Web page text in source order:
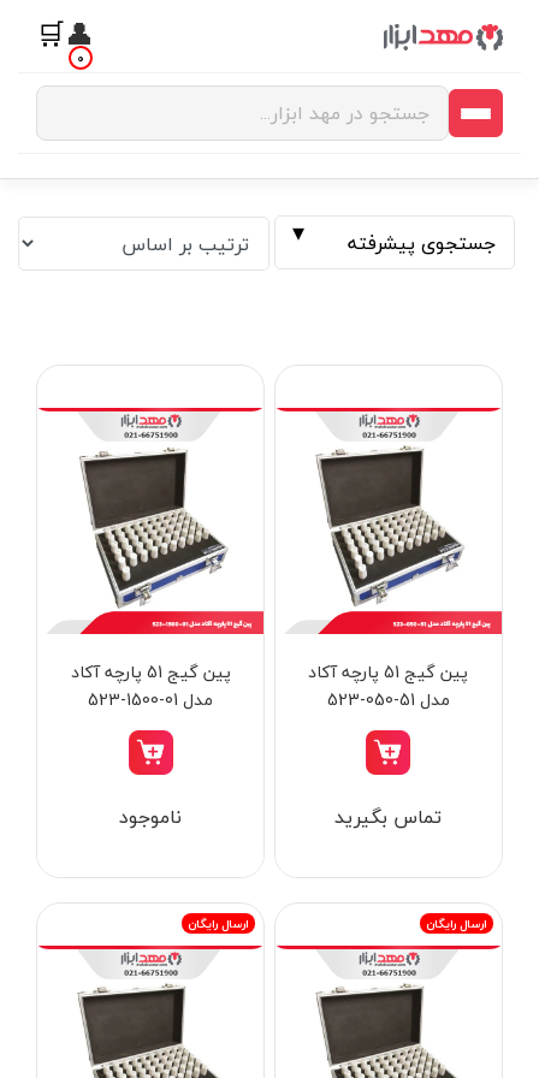
👤
🛒 0
جستجوی پیشرفته
فیلتر بر اساس قیمت
تومان تومان
ابزار جوش و برش
ابزار اندازه گیری دقیق و لیزری
ابزار باغبانی
ابزار نجاری
ابزار بادی
برند ها
پین گیج 51 پارچه آکاد
مدل 51-050-523
تماس بگیرید
پین گیج 51 پارچه آکاد
مدل 01-1500-523
ناموجود
ارسال رایگان ارسال رایگان